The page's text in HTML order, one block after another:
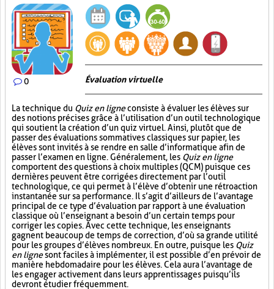
0 Évaluation virtuelle
La technique du Quiz en ligneconsiste à évaluer les élèves sur
des notions précises grâce à l’utilisation d’un outil technologique
qui soutient la création d’un quiz virtuel. Ainsi, plutôt que de
passer des évaluations sommatives classiques sur papier, les
élèves sont invités à se rendre en salle d’informatique afin de
passer l’examen en ligne. Généralement, les Quiz en ligne
comportent des questions à choix multiples (QCM) puisque ces
dernières peuvent être corrigées directement par l’outil
technologique, ce qui permet à l’élève d’obtenir une rétroaction
instantanée sur sa performance. Il s’agit d’ailleurs de l’avantage
principal de ce type d’évaluation par rapport à une évaluation
classique où l’enseignant a besoin d’un certain temps pour
corriger les copies. Avec cette technique, les enseignants
gagnent beaucoup de temps de correction, d’où sa grande utilité
pour les groupes d’élèves nombreux. En outre, puisque les Quiz
en lignesont faciles à implémenter, il est possible d’en prévoir de
manière hebdomadaire pour les élèves. Cela aura l’avantage de
les engager activement dans leurs apprentissages puisqu’ils
devront étudier fréquemment.